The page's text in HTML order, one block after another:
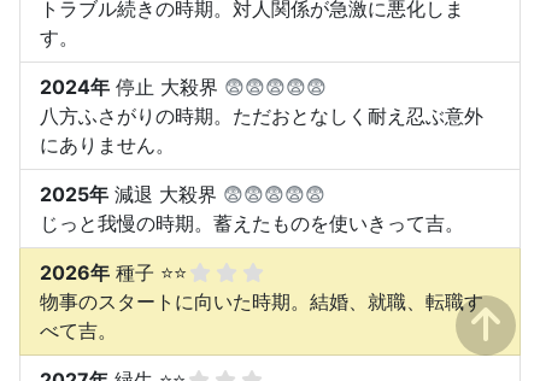
トラブル続きの時期。対人関係が急激に悪化しま
す。
2024年 停止 大殺界 😨😨😨😨😨
八方ふさがりの時期。ただおとなしく耐え忍ぶ意外
にありません。
2025年 減退 大殺界 😨😨😨😨😨
じっと我慢の時期。蓄えたものを使いきって吉。
2026年 種子 ⭐⭐
物事のスタートに向いた時期。結婚、就職、転職す
べて吉。